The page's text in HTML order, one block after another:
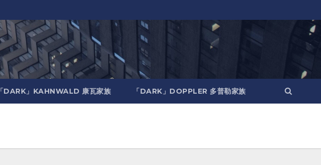
「DARK」KAHNWALD 康瓦家族 「DARK」DOPPLER 多普勒家族